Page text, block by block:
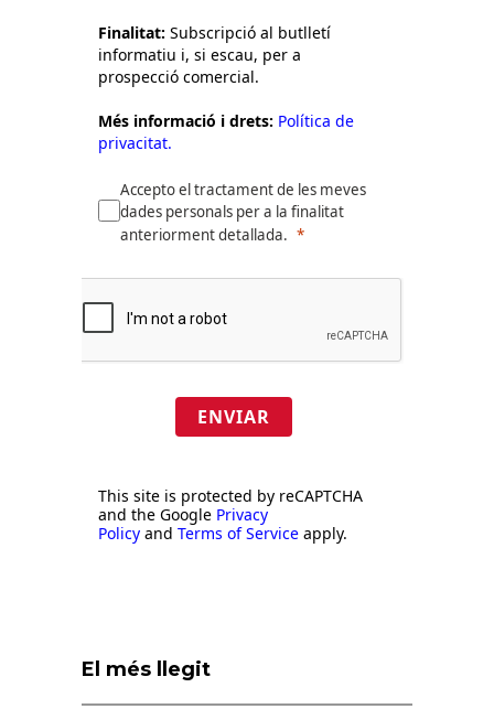
Finalitat: Subscripció al butlletí
informatiu i, si escau, per a
prospecció comercial.
Més informació i drets: Política de
privacitat.
Accepto el tractament de les meves
dades personals per a la finalitat
anteriorment detallada.
ENVIAR
This site is protected by reCAPTCHA
and the Google Privacy
Policy and Terms of Service apply.
El més llegit